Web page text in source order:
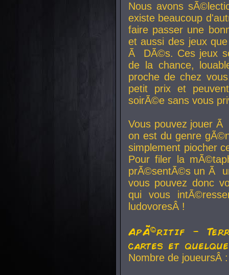
Nous avons
existe beaucoup
faire passer une
et aussi des jeux
Ã DÃ©s. Ces jeux
de la chance,
proche de chez
petit prix et
soirÃ©e sans vous
Vous pouvez jouer
on est du genre
simplement piocher
Pour filer la
prÃ©sentÃ©s un Ã
vous pouvez donc
qui vous
ludovoresÂ !
ApÃ©ritif -
cartes et
Nombre de